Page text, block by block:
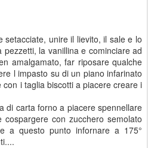
setacciate, unire il lievito, il sale e lo
la vanillina e cominciare ad
amalgamato, far riposare qualche
l impasto su di un piano infarinato
i taglia biscotti a piacere creare i
di carta forno a piacere spennellare
con zucchero semolato
a questo punto infornare a 175°